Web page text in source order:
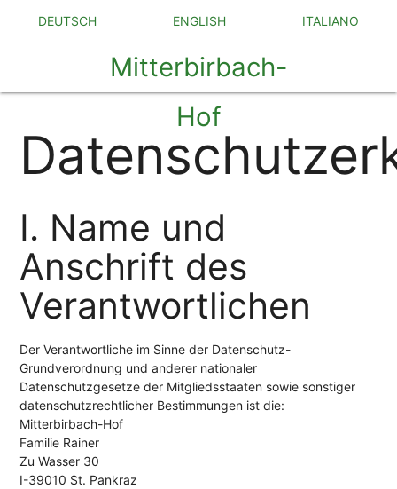
DEUTSCH ENGLISH ITALIANO
Mitterbirbach-
Hof
I. Name und
Anschrift des
Verantwortlichen
Der Verantwortliche im Sinne der Datenschutz-
Grundverordnung und anderer nationaler
Datenschutzgesetze der Mitgliedsstaaten sowie sonstiger
datenschutzrechtlicher Bestimmungen ist die:
Mitterbirbach-Hof
Familie Rainer
Zu Wasser 30
I-39010 St. Pankraz